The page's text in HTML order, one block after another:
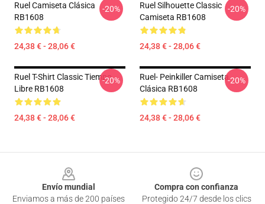
Ruel Camiseta Clásica
RB1608
24,38 € - 28,06 €
-20%
Ruel Silhouette Classic
Camiseta RB1608
24,38 € - 28,06 €
-20%
Ruel T-Shirt Classic Tiempo
Libre RB1608
24,38 € - 28,06 €
-20%
Ruel- Peinkiller Camiseta
Clásica RB1608
24,38 € - 28,06 €
-20%
Envío mundial
Enviamos a más de 200 países
Compra con confianza
Protegido 24/7 desde los clics